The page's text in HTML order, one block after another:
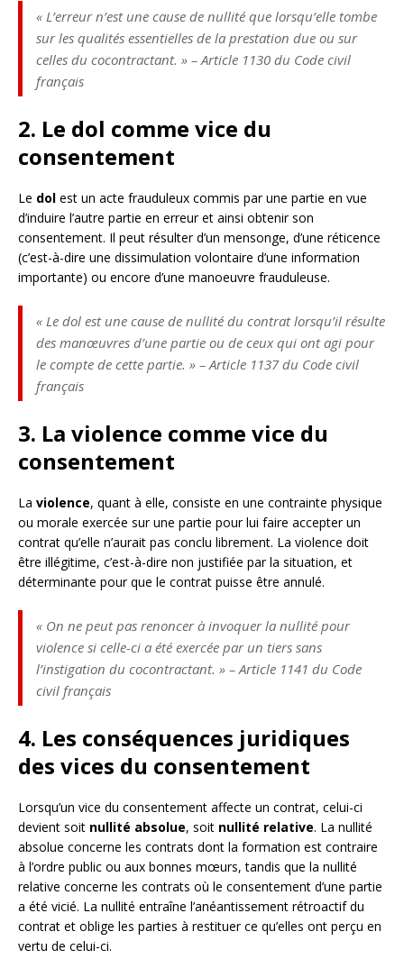
« L’erreur n’est une cause de nullité que lorsqu’elle tombe
sur les qualités essentielles de la prestation due ou sur
celles du cocontractant. » – Article 1130 du Code civil
français
2. Le dol comme vice du
consentement
Le dol est un acte frauduleux commis par une partie en vue
d’induire l’autre partie en erreur et ainsi obtenir son
consentement. Il peut résulter d’un mensonge, d’une réticence
(c’est-à-dire une dissimulation volontaire d’une information
importante) ou encore d’une manoeuvre frauduleuse.
« Le dol est une cause de nullité du contrat lorsqu’il résulte
des manœuvres d’une partie ou de ceux qui ont agi pour
le compte de cette partie. » – Article 1137 du Code civil
français
3. La violence comme vice du
consentement
La violence, quant à elle, consiste en une contrainte physique
ou morale exercée sur une partie pour lui faire accepter un
contrat qu’elle n’aurait pas conclu librement. La violence doit
être illégitime, c’est-à-dire non justifiée par la situation, et
déterminante pour que le contrat puisse être annulé.
« On ne peut pas renoncer à invoquer la nullité pour
violence si celle-ci a été exercée par un tiers sans
l’instigation du cocontractant. » – Article 1141 du Code
civil français
4. Les conséquences juridiques
des vices du consentement
Lorsqu’un vice du consentement affecte un contrat, celui-ci
devient soit nullité absolue, soit nullité relative. La nullité
absolue concerne les contrats dont la formation est contraire
à l’ordre public ou aux bonnes mœurs, tandis que la nullité
relative concerne les contrats où le consentement d’une partie
a été vicié. La nullité entraîne l’anéantissement rétroactif du
contrat et oblige les parties à restituer ce qu’elles ont perçu en
vertu de celui-ci.